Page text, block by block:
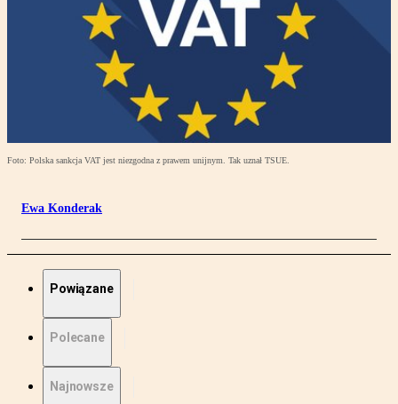
Foto: Polska sankcja VAT jest niezgodna z prawem unijnym. Tak uznał TSUE.
Ewa Konderak
Powiązane
Polecane
Najnowsze